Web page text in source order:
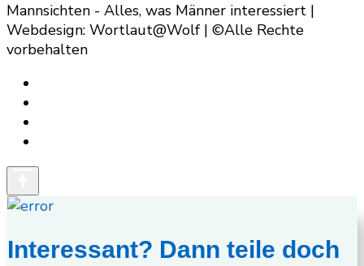
Mannsichten - Alles, was Männer interessiert |
Webdesign: Wortlaut@Wolf | ©Alle Rechte
vorbehalten
Interessant? Dann teile doch